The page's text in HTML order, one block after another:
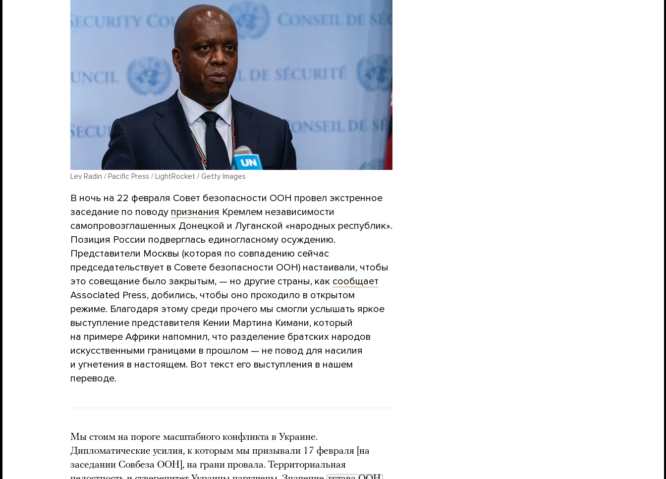
Lev Radin / Pacific Press / LightRocket / Getty Images
В ночь на 22 февраля Совет безопасности ООН провел экстренное
заседание по поводу признания Кремлем независимости
самопровозглашенных Донецкой и Луганской «народных республик».
Позиция России подверглась единогласному осуждению.
Представители Москвы (которая по совпадению сейчас
председательствует в Совете безопасности ООН) настаивали, чтобы
это совещание было закрытым, — но другие страны, как сообщает
Associated Press, добились, чтобы оно проходило в открытом
режиме. Благодаря этому среди прочего мы смогли услышать яркое
выступление представителя Кении Мартина Кимани, который
на примере Африки напомнил, что разделение братских народов
искусственными границами в прошлом — не повод для насилия
и угнетения в настоящем. Вот текст его выступления в нашем
переводе.
Мы стоим на пороге масштабного конфликта в Украине.
Дипломатические усилия, к которым мы призывали 17 февраля [на
заседании Совбеза ООН], на грани провала. Территориальная